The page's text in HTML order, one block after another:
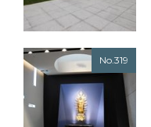
No.319